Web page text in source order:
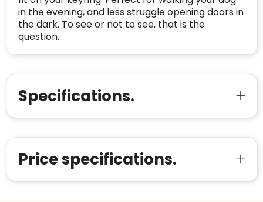
in the evening, and less struggle opening doors in
the dark. To see or not to see, that is the
question.
Specifications.
Price specifications.
Aantal werknemers: 1-10
starten:
Voor bedrijven
Bouwt u vertrouwen op en verhoogt u uw
verkoop met de Trustindex-certificaat.